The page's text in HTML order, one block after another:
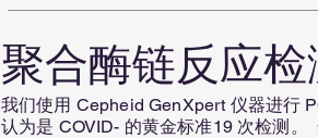
聚合酶链反应检
我们使用 Cepheid GenXpert 仪器进行
认为是 COVID- 的黄金标准19 次检测。